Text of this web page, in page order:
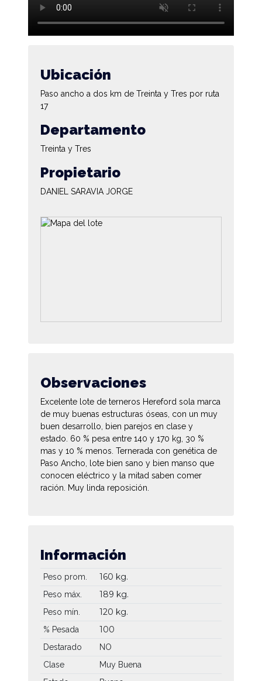
Ubicación
Paso ancho a dos km de Treinta y Tres por ruta
17
Departamento
Treinta y Tres
Propietario
DANIEL SARAVIA JORGE
Observaciones
Excelente lote de terneros Hereford sola marca
de muy buenas estructuras óseas, con un muy
buen desarrollo, bien parejos en clase y
estado. 60 % pesa entre 140 y 170 kg, 30 %
mas y 10 % menos. Ternerada con genética de
Paso Ancho, lote bien sano y bien manso que
conocen eléctrico y la mitad saben comer
ración. Muy linda reposición.
Información
Peso prom. 160 kg.
Peso máx. 189 kg.
Peso mín. 120 kg.
% Pesada 100
Destarado
NO
Clase
Muy Buena